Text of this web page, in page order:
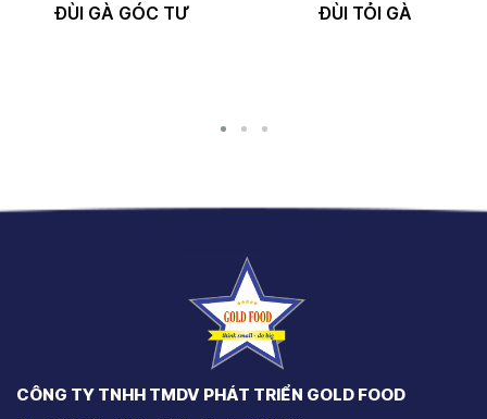
ĐÙI GÀ GÓC TƯ ĐÙI TỎI GÀ
CÔNG TY TNHH TMDV PHÁT TRIỂN GOLD FOOD